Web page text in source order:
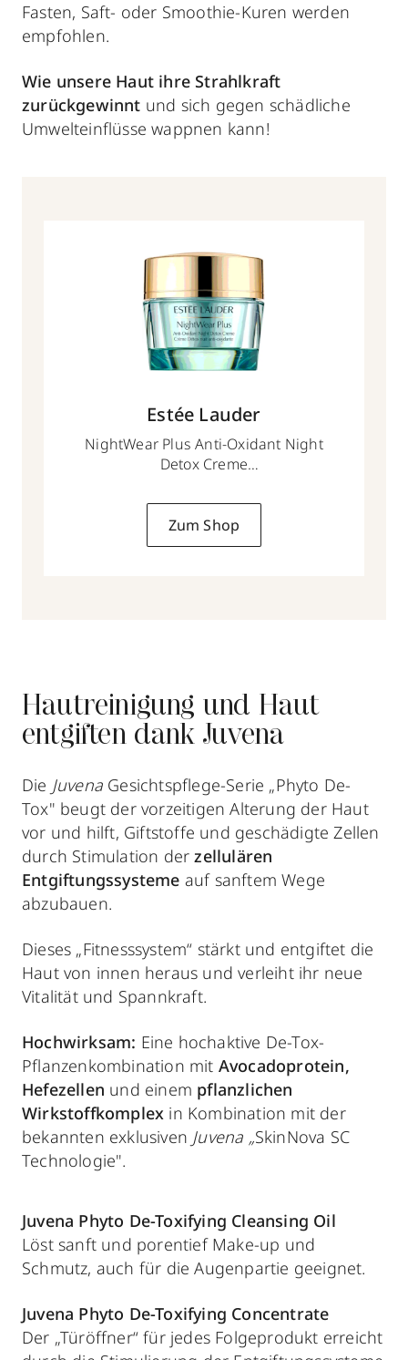
Fasten, Saft- oder Smoothie-Kuren werden
empfohlen.
Wie unsere Haut ihre Strahlkraft
zurückgewinnt und sich gegen schädliche
Umwelteinflüsse wappnen kann!
Estée Lauder
NightWear Plus Anti-Oxidant Night
Detox Creme
Zum Shop
Hautreinigung und Haut
entgiften dank Juvena
Die Juvena Gesichtspflege-Serie „Phyto De-
Tox" beugt der vorzeitigen Alterung der Haut
vor und hilft, Giftstoffe und geschädigte Zellen
durch Stimulation derzellulären
Entgiftungssysteme auf sanftem Wege
abzubauen.
Dieses „Fitnesssystem“ stärkt und entgiftet die
Haut von innen heraus und verleiht ihr neue
Vitalität und Spannkraft.
Hochwirksam: Eine hochaktive De-Tox-
Pflanzenkombination mit Avocadoprotein,
Hefezellen und einem pflanzlichen
Wirkstoffkomplex in Kombination mit der
bekannten exklusiven Juvena „SkinNova SC
Technologie".
Juvena Phyto De-Toxifying Cleansing Oil
Löst sanft und porentief Make-up und
Schmutz, auch für die Augenpartie geeignet.
Juvena Phyto De-Toxifying Concentrate
Der „Türöffner“ für jedes Folgeprodukt erreicht